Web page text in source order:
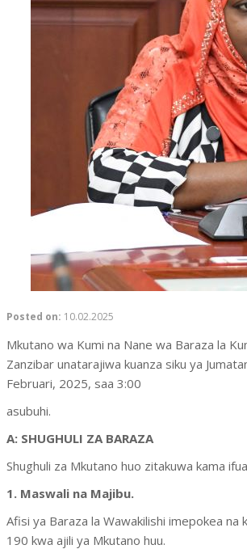
Posted on: 10.02.2025
Mkutano wa Kumi na Nane wa Baraza la
Zanzibar unatarajiwa kuanza siku ya
Februari, 2025, saa 3:00
asubuhi.
A: SHUGHULI ZA BARAZA
Shughuli za Mkutano huo zitakuwa kama
1. Maswali na Majibu.
Afisi ya Baraza la Wawakilishi imepokea na
190 kwa ajili ya Mkutano huu.